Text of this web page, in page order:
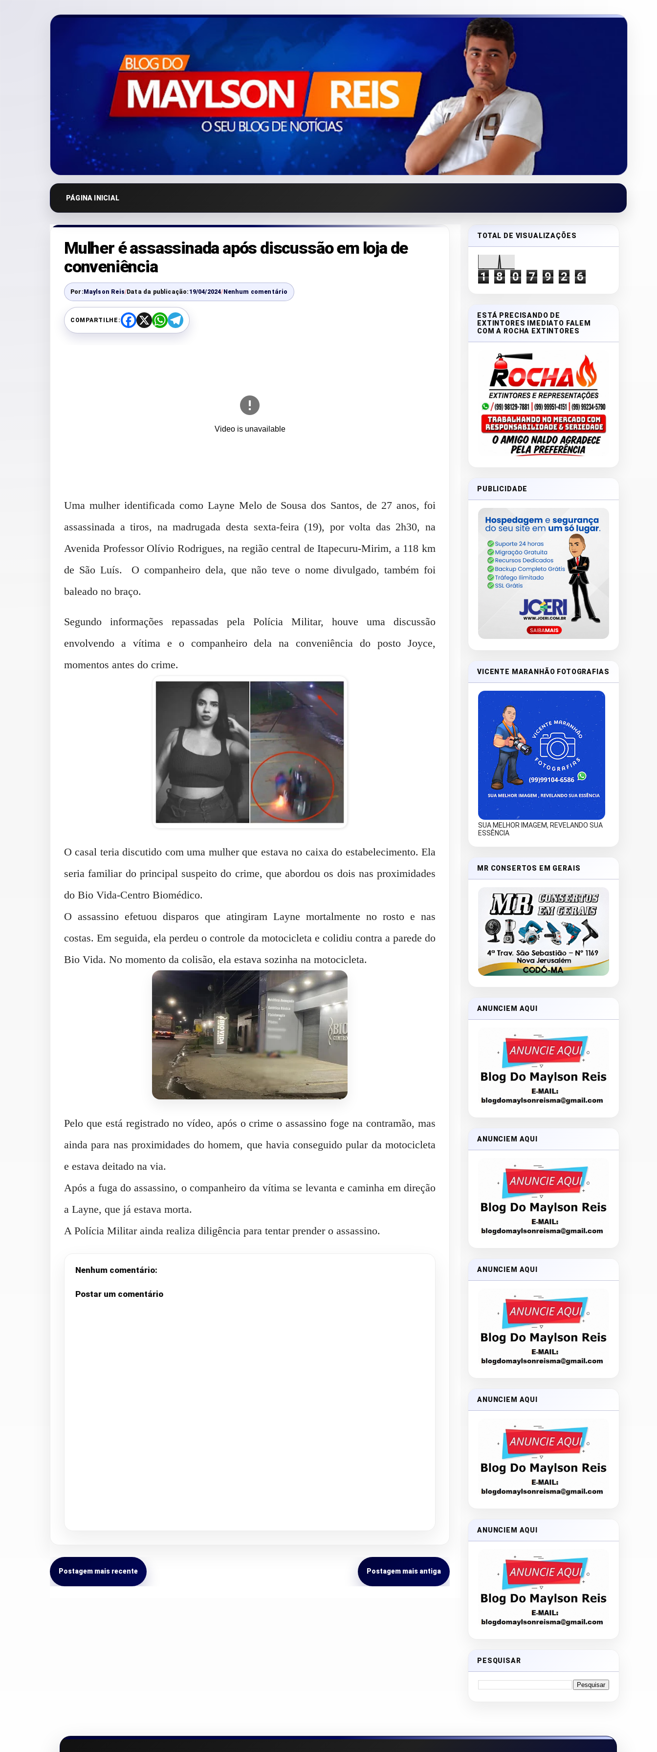
PÁGINA INICIAL
Mulher é assassinada após discussão em loja de
conveniência
Por:Maylson Reis/Data da publicação: 19/04/2024/Nenhum comentário
COMPARTILHE:
F
a
X
W
h
T
e
Uma mulher identificada como Layne Melo de Sousa dos Santos, de 27 anos, foi
assassinada a tiros, na madrugada desta sexta-feira (19), por volta das 2h30, na
Avenida Professor Olívio Rodrigues, na região central de Itapecuru-Mirim, a 118 km
de São Luís. O companheiro dela, que não teve o nome divulgado, também foi
baleado no braço.
Segundo informações repassadas pela Polícia Militar, houve uma discussão
envolvendo a vítima e o companheiro dela na conveniência do posto Joyce,
momentos antes do crime.
O casal teria discutido com uma mulher que estava no caixa do estabelecimento. Ela
seria familiar do principal suspeito do crime, que abordou os dois nas proximidades
do Bio Vida-Centro Biomédico.
O assassino efetuou disparos que atingiram Layne mortalmente no rosto e nas
costas. Em seguida, ela perdeu o controle da motocicleta e colidiu contra a parede do
Bio Vida. No momento da colisão, ela estava sozinha na motocicleta.
Pelo que está registrado no vídeo, após o crime o assassino foge na contramão, mas
ainda para nas proximidades do homem, que havia conseguido pular da motocicleta
e estava deitado na via.
Após a fuga do assassino, o companheiro da vítima se levanta e caminha em direção
a Layne, que já estava morta.
A Polícia Militar ainda realiza diligência para tentar prender o assassino.
Nenhum comentário:
Postar um comentário
Postagem mais recente Postagem mais antiga
TOTAL DE VISUALIZAÇÕES
1 8 0 7 9 2 6
ESTÁ PRECISANDO DE
EXTINTORES IMEDIATO FALEM
COM A ROCHA EXTINTORES
PUBLICIDADE
VICENTE MARANHÃO FOTOGRAFIAS
SUA MELHOR IMAGEM, REVELANDO SUA
ESSÊNCIA
MR CONSERTOS EM GERAIS
ANUNCIEM AQUI
ANUNCIEM AQUI
ANUNCIEM AQUI
ANUNCIEM AQUI
ANUNCIEM AQUI
PESQUISAR